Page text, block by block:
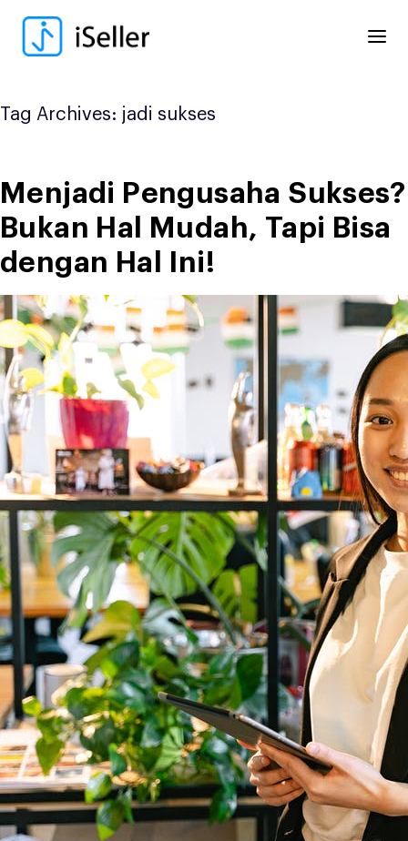
content
Tag Archives: jadi sukses
Menjadi Pengusaha Sukses?
Bukan Hal Mudah, Tapi Bisa
dengan Hal Ini!